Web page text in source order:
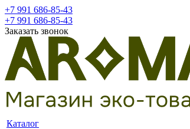
+7 991 686-85-43
+7 991 686-85-43
Заказать звонок
Каталог